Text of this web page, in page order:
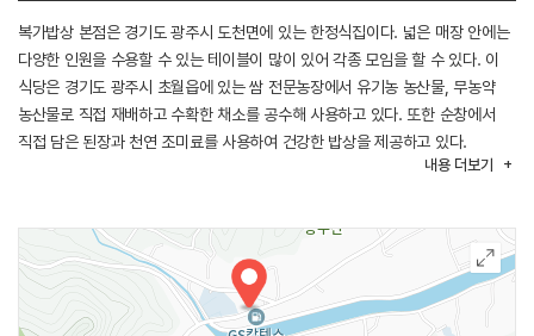
복가밥상 본점은 경기도 광주시 도천면에 있는 한정식집이다. 넓은 매장 안에는
다양한 인원을 수용할 수 있는 테이블이 많이 있어 각종 모임을 할 수 있다. 이
식당은 경기도 광주시 초월읍에 있는 쌈 전문농장에서 유기농 농산물, 무농약
농산물로 직접 재배하고 수확한 채소를 공수해 사용하고 있다. 또한 순창에서
직접 담은 된장과 천연 조미료를 사용하여 건강한 밥상을 제공하고 있다.
복가밥상은 야외에 있는 테이블에 반려동물을 동반할 수 있으며 모든 메뉴는
※반려동물 동반 가능
내용 더보기